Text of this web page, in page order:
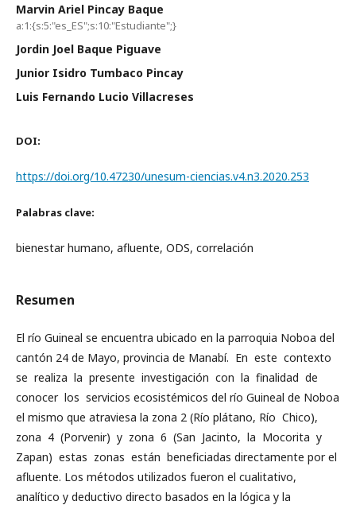
Marvin Ariel Pincay Baque
a:1:{s:5:"es_ES";s:10:"Estudiante";}
Jordin Joel Baque Piguave
Junior Isidro Tumbaco Pincay
Luis Fernando Lucio Villacreses
DOI:
https://doi.org/10.47230/unesum-ciencias.v4.n3.2020.253
Palabras clave:
bienestar humano, afluente, ODS, correlación
Resumen
El río Guineal se encuentra ubicado en la parroquia Noboa del
cantón 24 de Mayo, provincia de Manabí. En este contexto
se realiza la presente investigación con la finalidad de
conocer los servicios ecosistémicos del río Guineal de Noboa
el mismo que atraviesa la zona 2 (Río plátano, Río Chico),
zona 4 (Porvenir) y zona 6 (San Jacinto, la Mocorita y
Zapan) estas zonas están beneficiadas directamente por el
afluente. Los métodos utilizados fueron el cualitativo,
analítico y deductivo directo basados en la lógica y la